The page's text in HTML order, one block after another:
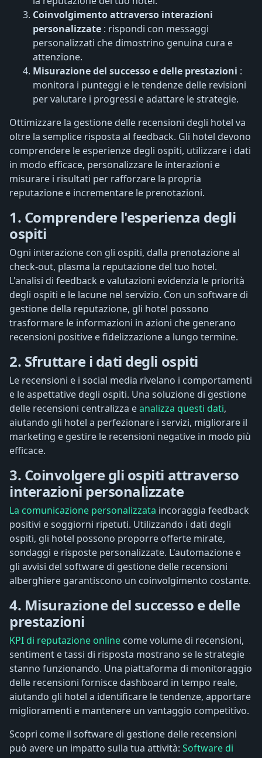
Coinvolgimento attraverso interazioni
personalizzate : rispondi con messaggi
personalizzati che dimostrino genuina cura e
attenzione.
Misurazione del successo e delle prestazioni :
monitora i punteggi e le tendenze delle revisioni
per valutare i progressi e adattare le strategie.
Ottimizzare la gestione delle recensioni degli hotel va
oltre la semplice risposta al feedback. Gli hotel devono
comprendere le esperienze degli ospiti, utilizzare i dati
in modo efficace, personalizzare le interazioni e
misurare i risultati per rafforzare la propria
reputazione e incrementare le prenotazioni.
1. Comprendere l'esperienza degli
ospiti
Ogni interazione con gli ospiti, dalla prenotazione al
check-out, plasma la reputazione del tuo hotel.
L'analisi di feedback e valutazioni evidenzia le priorità
degli ospiti e le lacune nel servizio. Con un software di
gestione della reputazione, gli hotel possono
trasformare le informazioni in azioni che generano
recensioni positive e fidelizzazione a lungo termine.
2. Sfruttare i dati degli ospiti
Le recensioni e i social media rivelano i comportamenti
e le aspettative degli ospiti. Una soluzione di gestione
delle recensioni centralizza eanalizza questi dati,
aiutando gli hotel a perfezionare i servizi, migliorare il
marketing e gestire le recensioni negative in modo più
efficace.
3. Coinvolgere gli ospiti attraverso
interazioni personalizzate
La comunicazione personalizzata incoraggia feedback
positivi e soggiorni ripetuti. Utilizzando i dati degli
ospiti, gli hotel possono proporre offerte mirate,
sondaggi e risposte personalizzate. L'automazione e
gli avvisi del software di gestione delle recensioni
alberghiere garantiscono un coinvolgimento costante.
4. Misurazione del successo e delle
prestazioni
KPI di reputazione online come volume di recensioni,
sentiment e tassi di risposta mostrano se le strategie
stanno funzionando. Una piattaforma di monitoraggio
delle recensioni fornisce dashboard in tempo reale,
aiutando gli hotel a identificare le tendenze, apportare
miglioramenti e mantenere un vantaggio competitivo.
Scopri come il software di gestione delle recensioni
può avere un impatto sulla tua attività: Software di